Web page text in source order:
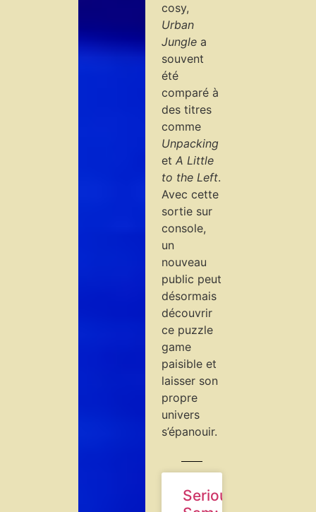
cosy,
Urban
Junglea
souvent
été
comparé à
des titres
comme
Unpacking
et A Little
to the Left.
Avec cette
sortie sur
console,
un
nouveau
public peut
désormais
découvrir
ce puzzle
game
paisible et
laisser son
propre
univers
s’épanouir.
Serious